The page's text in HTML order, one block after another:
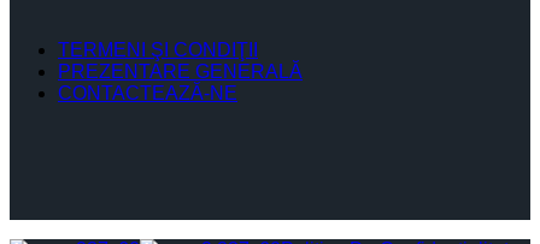
TERMENI ŞI CONDIŢII
PREZENTARE GENERALĂ
CONTACTEAZĂ-NE